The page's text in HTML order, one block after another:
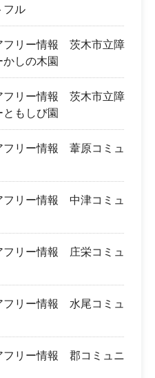
フル
フリー情報 茨木市立障
しの木園
フリー情報 茨木市立障
もしび園
フリー情報 葦原コミュ
フリー情報 中津コミュ
フリー情報 庄栄コミュ
フリー情報 水尾コミュ
フリー情報 郡コミュニ